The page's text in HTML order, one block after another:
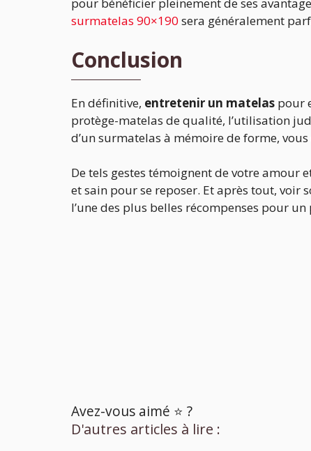
surmatelas 90×190 sera généralement
Conclusion
En définitive, entretenir un matelas pour
protège-matelas de qualité, l’utilisation
d’un surmatelas à mémoire de forme,
De tels gestes témoignent de votre amour
et sain pour se reposer. Et après tout, voir
l’une des plus belles récompenses pour un
Avez-vous aimé ⭐️ ?
D'autres articles à lire :